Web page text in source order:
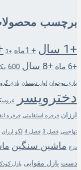
برچسب
+1 سال + 1ماه +3
+6 ماه +8 سال 600 تکه
بازی نوجوان اول دبستان بازی
دختروپسر
ارزان فرفره استقامتی فرفره
تهاجمی فصل 3 فصل 4 لگو ارزان
درج ماشین سنگین
دست پازل مقوایی پازل